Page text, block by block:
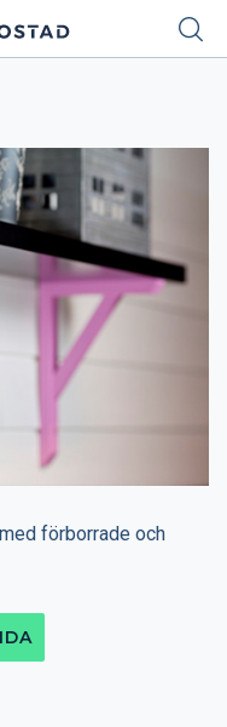
förborrade och